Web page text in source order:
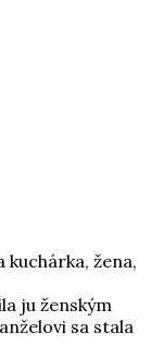
kuchárka, žena,
ju ženským
sa stala